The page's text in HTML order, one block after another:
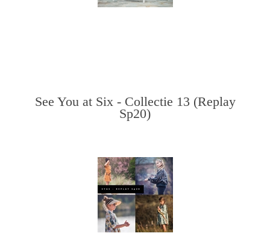
See You at Six - Collectie 13 (Replay
Sp20)